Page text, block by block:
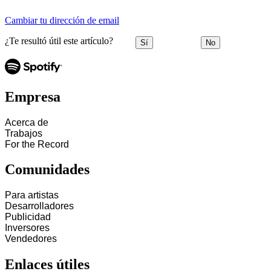
Cambiar tu dirección de email
¿Te resultó útil este artículo? Sí No
Empresa
Acerca de
Trabajos
For the Record
Comunidades
Para artistas
Desarrolladores
Publicidad
Inversores
Vendedores
Enlaces útiles